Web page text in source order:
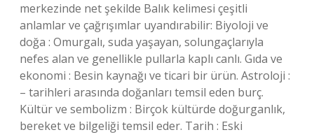
merkezinde net şekilde Balık kelimesi çeşitli
anlamlar ve çağrışımlar uyandırabilir: Biyoloji ve
doğa : Omurgalı, suda yaşayan, solungaçlarıyla
nefes alan ve genellikle pullarla kaplı canlı. Gıda ve
ekonomi : Besin kaynağı ve ticari bir ürün. Astroloji :
– tarihleri arasında doğanları temsil eden burç.
Kültür ve sembolizm : Birçok kültürde doğurganlık,
bereket ve bilgeliği temsil eder. Tarih : Eski